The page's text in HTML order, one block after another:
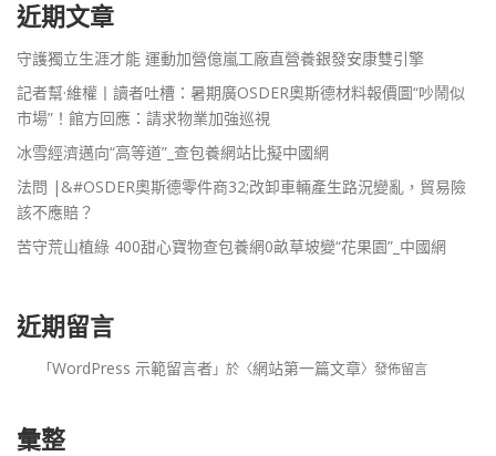
近期文章
守護獨立生涯才能 運動加營億嵐工廠直營養銀發安康雙引擎
記者幫·維權丨讀者吐槽：暑期廣OSDER奧斯德材料報價圖“吵鬧似
市場”！館方回應：請求物業加強巡視
冰雪經濟邁向“高等道”_查包養網站比擬中國網
法問 |&#OSDER奧斯德零件商32;改卸車輛產生路況變亂，貿易險
該不應賠？
苦守荒山植綠 400甜心寶物查包養網0畝草坡變“花果園”_中國網
近期留言
「WordPress 示範留言者」於〈網站第一篇文章〉發佈留言
彙整